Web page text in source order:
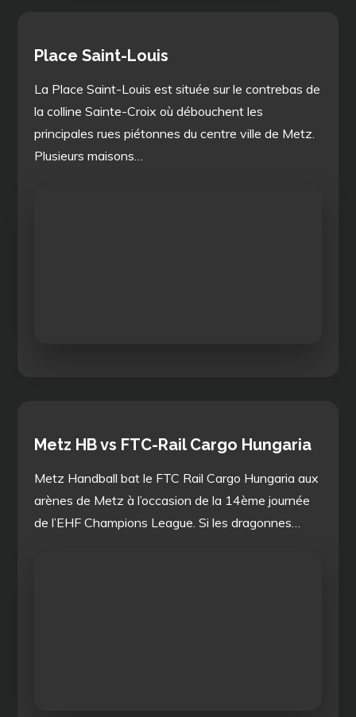
Place Saint-Louis
La Place Saint-Louis est située sur le contrebas de
la colline Sainte-Croix où débouchent les
principales rues piétonnes du centre ville de Metz.
Plusieurs maisons…
Metz HB vs FTC-Rail Cargo Hungaria
Metz Handball bat le FTC Rail Cargo Hungaria aux
arènes de Metz à l’occasion de la 14ème journée
de l’EHF Champions League. Si les dragonnes…